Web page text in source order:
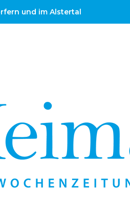
und im Alstertal